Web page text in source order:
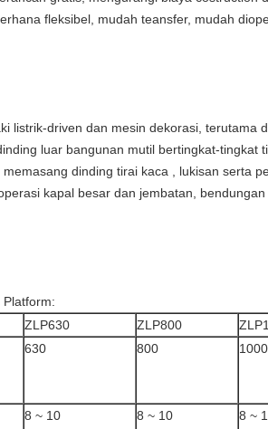
fleksibel, mudah teansfer, mudah
listrik-driven dan mesin dekorasi, terutama
luar bangunan mutil bertingkat-tingkat
dinding tirai kaca , lukisan serta
kapal besar dan jembatan, bendungan
ZLP630 ZLP800
630 800 1000
8 ~ 10 8 ~ 10 8 ~